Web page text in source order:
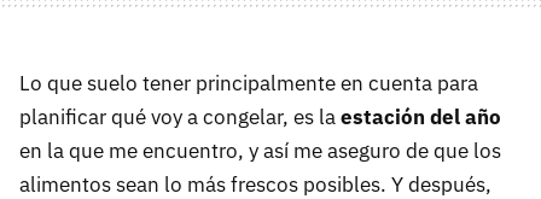
Lo que suelo tener principalmente en cuenta para
planificar qué voy a congelar, es laestación del año
en la que me encuentro, y así me aseguro de que los
alimentos sean lo más frescos posibles. Y después,